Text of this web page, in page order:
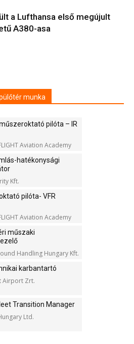
a Lufthansa első megújult
A380-asa
munka
pilóta – IR
Aviation Academy
hatékonysági
Kft.
pilóta- VFR
Aviation Academy
műszaki
Handling Hungary Kft.
karbantartó
Airport Zrt.
Transition Manager
Ltd.